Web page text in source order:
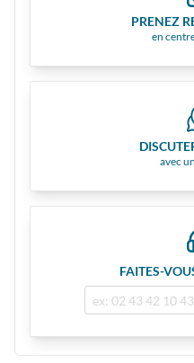
PRENEZ
en
avec
FAITES-